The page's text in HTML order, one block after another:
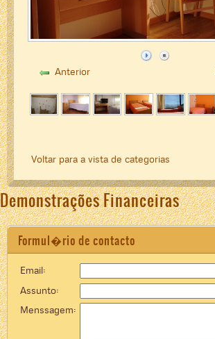
Anterior
Voltar para a vista de categorias
Demonstrações Financeiras
Formul�rio de contacto
Email:
Assunto:
Menssagem: